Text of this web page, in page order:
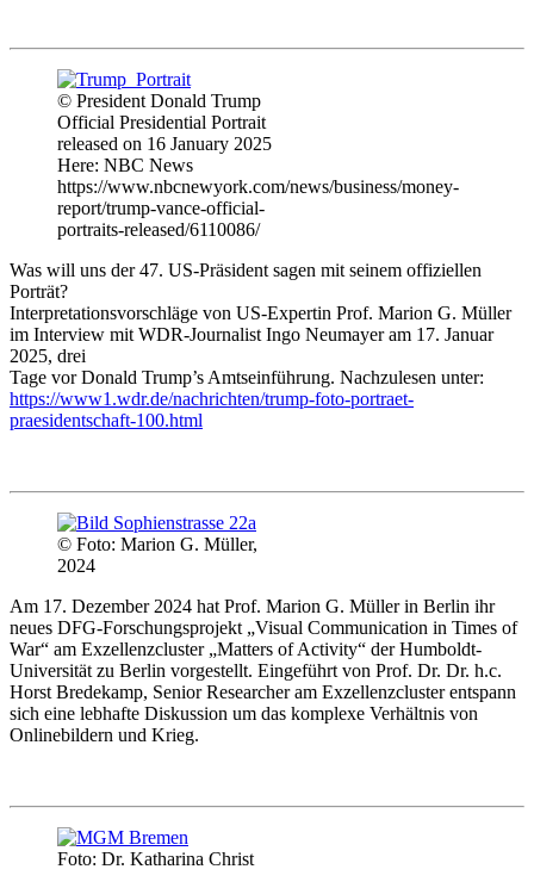
© President Donald Trump
Official Presidential Portrait
released on 16 January 2025
Here: NBC News
https://www.nbcnewyork.com/news/business/money-
report/trump-vance-official-
portraits-released/6110086/
Was will uns der 47. US-Präsident sagen mit seinem offiziellen
Porträt?
Interpretationsvorschläge von US-Expertin Prof. Marion G. Müller
im Interview mit WDR-Journalist Ingo Neumayer am 17. Januar
2025, drei
Tage vor Donald Trump’s Amtseinführung. Nachzulesen unter:
https://www1.wdr.de/nachrichten/trump-foto-portraet-
praesidentschaft-100.html
© Foto: Marion G. Müller,
2024
Am 17. Dezember 2024 hat Prof. Marion G. Müller in Berlin ihr
neues DFG-Forschungsprojekt „Visual Communication in Times of
War“ am Exzellenzcluster „Matters of Activity“ der Humboldt-
Universität zu Berlin vorgestellt. Eingeführt von Prof. Dr. Dr. h.c.
Horst Bredekamp, Senior Researcher am Exzellenzcluster entspann
sich eine lebhafte Diskussion um das komplexe Verhältnis von
Onlinebildern und Krieg.
Foto: Dr. Katharina Christ